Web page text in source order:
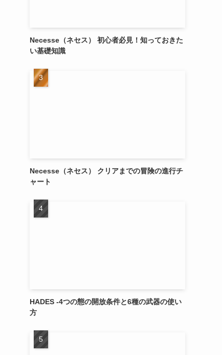
Necesse（ネセス） 初心者必見！知っておきた
い基礎知識
Necesse（ネセス） クリアまでの冒険の進行チ
ャート
HADES -4つの態の開放条件と6種の武器の使い
方